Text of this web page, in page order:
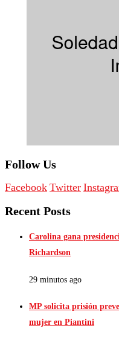
Follow Us
Facebook Twitter
Recent Posts
Carolina gana
Richardson
29 minutos ago
MP solicita prisión
mujer en Piantini